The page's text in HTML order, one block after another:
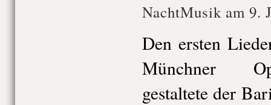
NachtMusik am 9.
Den ersten
Münchner
gestaltete der